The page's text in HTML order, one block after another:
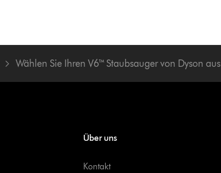
Wählen Sie Ihren V6™ Staubsauger von Dyson aus
Über uns
Kontakt